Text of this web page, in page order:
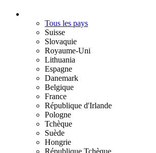
Tous les pays
Suisse
Slovaquie
Royaume-Uni
Lithuania
Espagne
Danemark
Belgique
France
République d'Irlande
Pologne
Tchèque
Suède
Hongrie
République Tchèque